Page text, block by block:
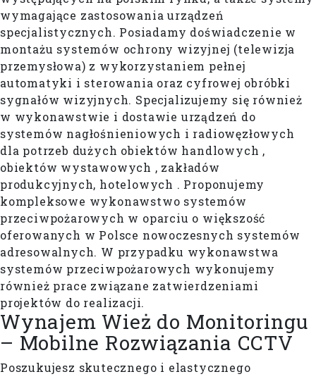
wymagające zastosowania urządzeń
specjalistycznych. Posiadamy doświadczenie w
montażu systemów ochrony wizyjnej (telewizja
przemysłowa) z wykorzystaniem pełnej
automatyki i sterowania oraz cyfrowej obróbki
sygnałów wizyjnych. Specjalizujemy się również
w wykonawstwie i dostawie urządzeń do
systemów nagłośnieniowych i radiowęzłowych
dla potrzeb dużych obiektów handlowych ,
obiektów wystawowych , zakładów
produkcyjnych, hotelowych . Proponujemy
kompleksowe wykonawstwo systemów
przeciwpożarowych w oparciu o większość
oferowanych w Polsce nowoczesnych systemów
adresowalnych. W przypadku wykonawstwa
systemów przeciwpożarowych wykonujemy
również prace związane zatwierdzeniami
projektów do realizacji.
Wynajem Wież do Monitoringu
– Mobilne Rozwiązania CCTV
Poszukujesz skutecznego i elastycznego